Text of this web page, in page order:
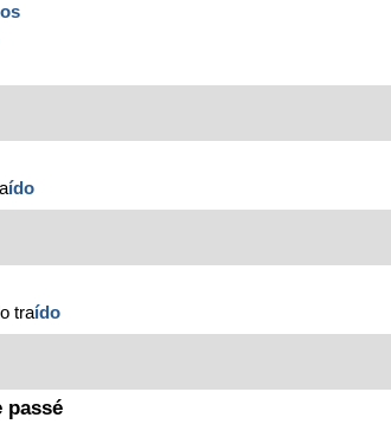
ído
traído
passé